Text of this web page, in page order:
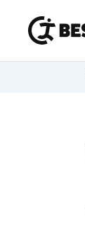
Ga naar